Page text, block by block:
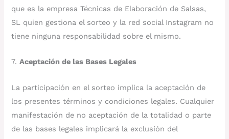
que es la empresa Técnicas de Elaboración de Salsas,
SL quien gestiona el sorteo y la red social Instagram no
tiene ninguna responsabilidad sobre el mismo.
7.Aceptación de las Bases Legales
La participación en el sorteo implica la aceptación de
los presentes términos y condiciones legales. Cualquier
manifestación de no aceptación de la totalidad o parte
de las bases legales implicará la exclusión del